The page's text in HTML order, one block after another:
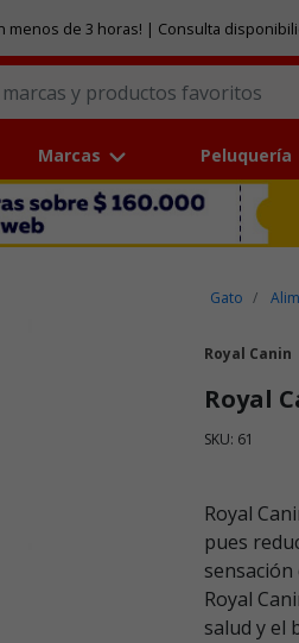
menos de 3 horas! | Consulta
Marcas Peluquería
Gato
Royal Canin
Royal
SKU: 61
Royal
pues
Royal
salud y el